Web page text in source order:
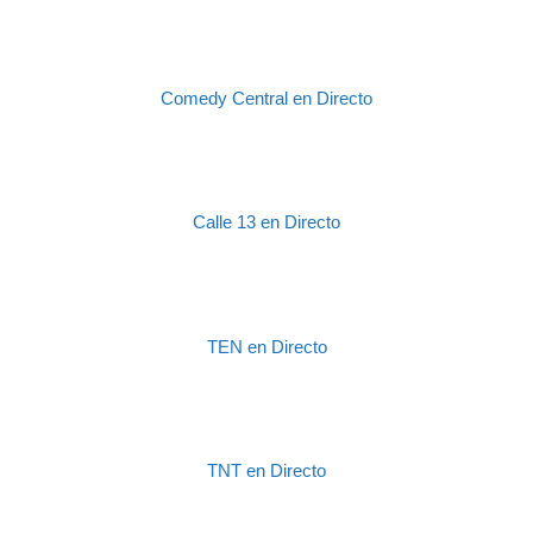
Comedy Central en Directo
Calle 13 en Directo
TEN en Directo
TNT en Directo